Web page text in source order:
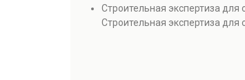
Строительная экспертиза для
Строительная экспертиза для